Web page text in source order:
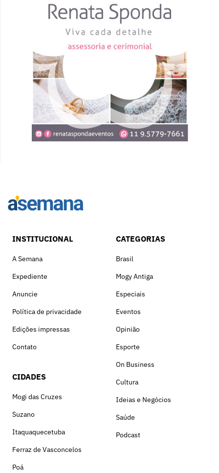
INSTITUCIONAL
A Semana
Expediente
Anuncie
Política de privacidade
Edições impressas
Contato
CIDADES
Mogi das Cruzes
Suzano
Itaquaquecetuba
Ferraz de Vasconcelos
Poá
CATEGORIAS
Brasil
Mogy Antiga
Especiais
Eventos
Opinião
Esporte
On Business
Cultura
Ideias e Negócios
Saúde
Podcast